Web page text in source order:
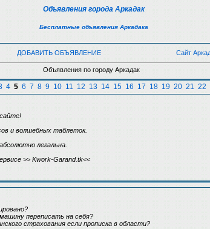
Объявления города Аркадак
Бесплатные объявления Аркадака
ДОБАВИТЬ ОБЪЯВЛЕНИЕ Сайт
Объявления по городу Аркадак
4 5 6 7 8 9 10 11 12 13 14 15 16 17 18 19 20 21 22
и волшебных таблеток.
легальна.
>> Kwork-Garand.tk<<
переписать на себя?
страхования если прописка в области?